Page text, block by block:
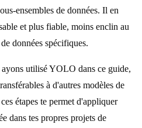
ensembles de données. Il en
et plus fiable, moins enclin au
données spécifiques.
utilisé YOLO dans ce guide,
à d'autres modèles de
étapes te permet d'appliquer
dans tes propres projets de